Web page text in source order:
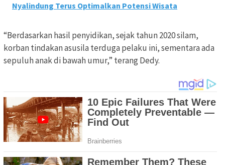
Nyalindung Terus Optimalkan Potensi Wisata
“Berdasarkan hasil penyidikan, sejak tahun 2020 silam,
korban tindakan asusila terduga pelaku ini, sementara ada
sepuluh anak di bawah umur,” terang Dedy.